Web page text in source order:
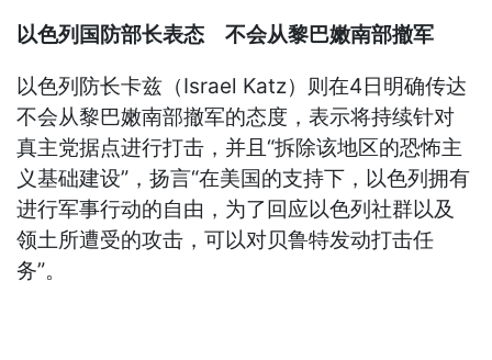
以色列国防部长表态 不会从黎巴嫩南部撤军
以色列防长卡兹（Israel Katz）则在4日明确传达
不会从黎巴嫩南部撤军的态度，表示将持续针对
真主党据点进行打击，并且“拆除该地区的恐怖主
义基础建设”，扬言“在美国的支持下，以色列拥有
进行军事行动的自由，为了回应以色列社群以及
领土所遭受的攻击，可以对贝鲁特发动打击任
务”。